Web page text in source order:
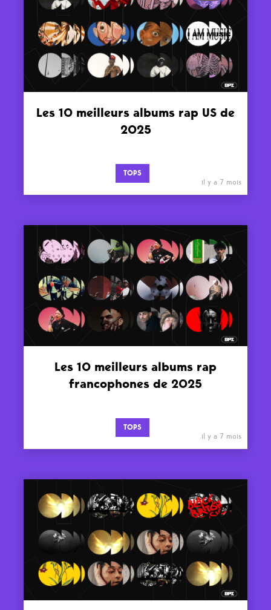
Les 10 meilleurs albums rap US de
2025
TOPS
il y a 7 mois
Les 10 meilleurs albums rap
francophones de 2025
TOPS
il y a 7 mois